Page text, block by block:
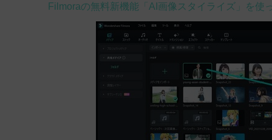
Filmoraの無料新機能「AI画像スタイライズ」を